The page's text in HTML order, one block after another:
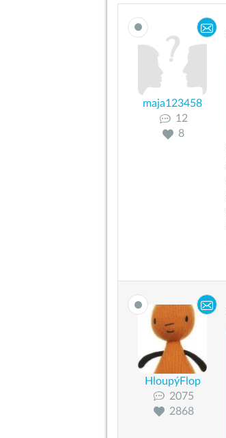
maja123458
12
8
HloupýFlop
2075
2868